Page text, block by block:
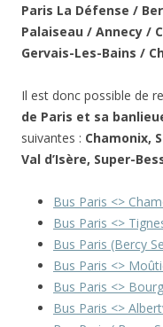
Paris La Défense /
Palaiseau / Annecy /
Gervais-Les-Bains /
Il est donc possible de
de Paris et sa
suivantes : Chamonix,
Val d’Isère, Super-
Bus Paris <>
Bus Paris <>
Bus Paris (Bercy
Bus Paris <>
Bus Paris <>
Bus Paris <>